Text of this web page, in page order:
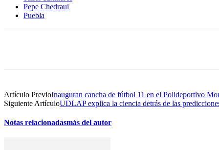
Pepe Chedraui
Puebla
Artículo PrevioInauguran cancha de fútbol 11 en el Polideportivo
Siguiente ArtículoUDLAP explica la ciencia detrás de las
Notas relacionadasmás del autor